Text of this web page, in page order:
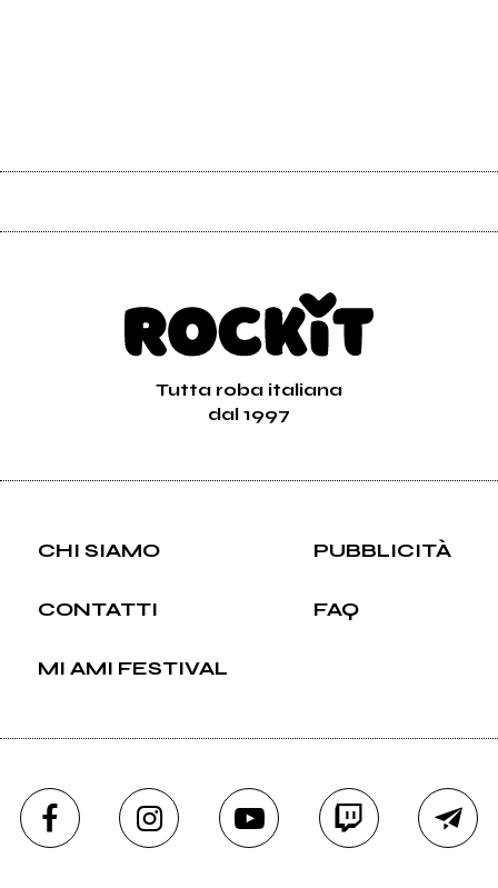
Tutta roba italiana
dal 1997
CHI SIAMO PUBBLICITÀ
CONTATTI FAQ
MI AMI FESTIVAL